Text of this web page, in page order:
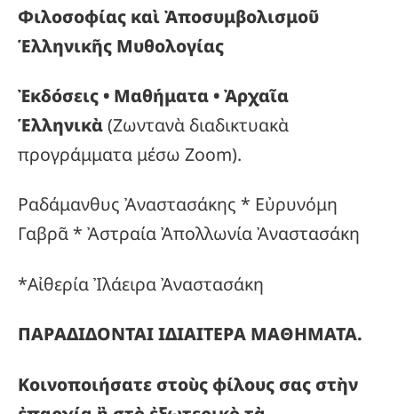
Φιλοσοφίας καὶ Ἀποσυμβολισμοῦ
Ἑλληνικῆς Μυθολογίας
Ἐκδόσεις • Μαθήματα • Ἀρχαῖα
Ἑλληνικὰ(Ζωντανὰ διαδικτυακὰ
προγράμματα μέσω Zoom).
Ραδάμανθυς Ἀναστασάκης * Εὐρυνόμη
Γαβρᾶ * Ἀστραία Ἀπολλωνία Ἀναστασάκη
*Αἰθερία Ἰλάειρα Ἀναστασάκη
ΠΑΡΑΔΙΔΟΝΤΑΙ ΙΔΙΑΙΤΕΡΑ ΜΑΘΗΜΑΤΑ.
Κοινοποιήσατε στοὺς φίλους σας στὴν